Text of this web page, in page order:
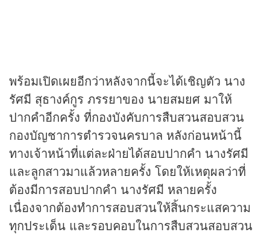
พร้อมเปิดเผยอีกว่าหลังจากนี้จะได้เชิญตัว นาง
รัศมี สุธางค์กูร ภรรยาของ นายสมยศ มาให้
ปากคำอีกครั้ง ที่กองบังคับการสืบสวนสอบสวน
กองบัญชาการตำรวจนครบาล หลังก่อนหน้านี้
ทางเจ้าหน้าที่แต่ละฝ่ายได้สอบปากคำ นางรัศมี
และลูกสาวมาแล้วหลายครั้ง โดยให้เหตุผลว่าที่
ต้องมีการสอบปากคำ นางรัศมี หลายครั้ง
เนื่องจากต้องทำการสอบสวนให้สิ้นกระแสความ
ทุกประเด็น และรอบคอบในการสืบสวนสอบสวน